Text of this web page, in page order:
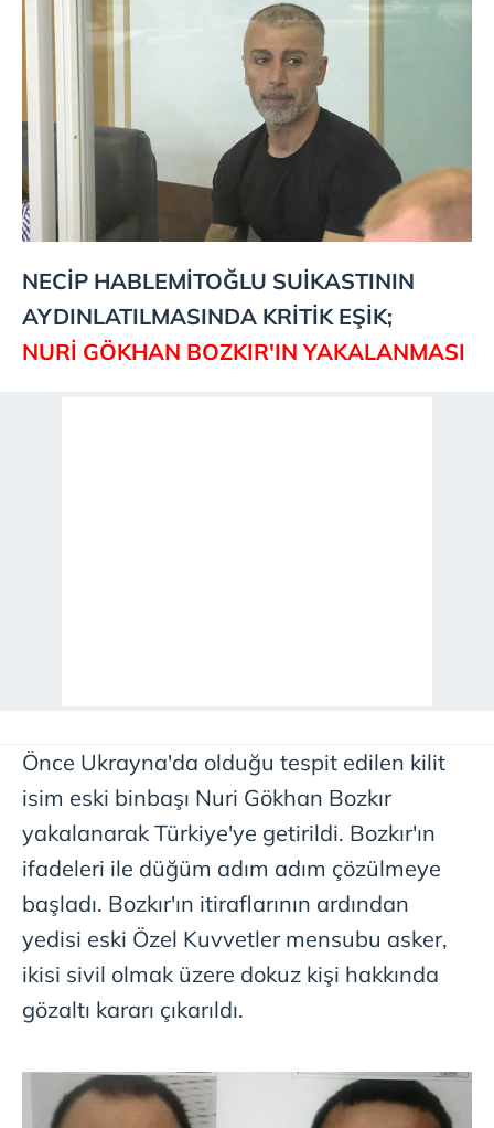
NECİP HABLEMİTOĞLU SUİKASTININ
AYDINLATILMASINDA KRİTİK EŞİK;
NURİ GÖKHAN BOZKIR'IN YAKALANMASI
Önce Ukrayna'da olduğu tespit edilen kilit
isim eski binbaşı Nuri Gökhan Bozkır
yakalanarak Türkiye'ye getirildi. Bozkır'ın
ifadeleri ile düğüm adım adım çözülmeye
başladı. Bozkır'ın itiraflarının ardından
yedisi eski Özel Kuvvetler mensubu asker,
ikisi sivil olmak üzere dokuz kişi hakkında
gözaltı kararı çıkarıldı.